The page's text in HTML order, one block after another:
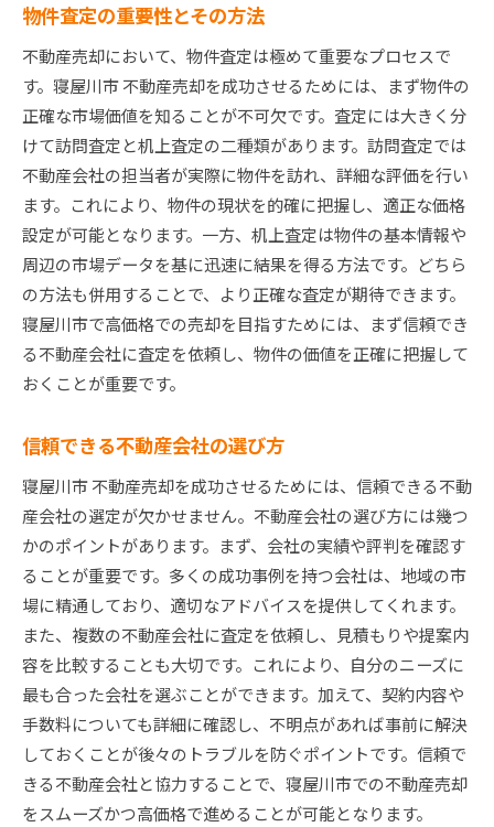
潜在買い手の心理を理解する
交渉力を高めるためのポイント
地域特性を活かした売却戦略
寝屋川市不動産売却市場の最新トレンドを掴もう
現在の寝屋川市の不動産市場動向
地域の開発計画とその影響
賃貸物件の需要と供給
最近の売却事例と価格動向
買い手のニーズ変化を把握する
市場の季節変動とその対策
寝屋川市で物件価値を引き出すためのリフォームの
価値を高めるリフォームの選び方
エコリフォームの魅力と効果
外観の重要性とその改善方法
内装のリフレッシュポイント
リフォーム業者の選び方
プロの力を借りて寝屋川市の不動産売却を加速させ
る方法
不動産エージェントの活用法
ホームステージングの効果
プロの写真撮影で物件を魅力に
法務・税務の専門家の重要性
物件査定の重要性とその方法
不動産売却において、物件査定は極めて重要なプロセスで
す。寝屋川市 不動産売却を成功させるためには、まず物件の
正確な市場価値を知ることが不可欠です。査定には大きく分
けて訪問査定と机上査定の二種類があります。訪問査定では
不動産会社の担当者が実際に物件を訪れ、詳細な評価を行い
ます。これにより、物件の現状を的確に把握し、適正な価格
設定が可能となります。一方、机上査定は物件の基本情報や
周辺の市場データを基に迅速に結果を得る方法です。どちら
の方法も併用することで、より正確な査定が期待できます。
寝屋川市で高価格での売却を目指すためには、まず信頼でき
る不動産会社に査定を依頼し、物件の価値を正確に把握して
おくことが重要です。
信頼できる不動産会社の選び方
寝屋川市 不動産売却を成功させるためには、信頼できる不動
産会社の選定が欠かせません。不動産会社の選び方には幾つ
かのポイントがあります。まず、会社の実績や評判を確認す
ることが重要です。多くの成功事例を持つ会社は、地域の市
場に精通しており、適切なアドバイスを提供してくれます。
また、複数の不動産会社に査定を依頼し、見積もりや提案内
容を比較することも大切です。これにより、自分のニーズに
最も合った会社を選ぶことができます。加えて、契約内容や
手数料についても詳細に確認し、不明点があれば事前に解決
しておくことが後々のトラブルを防ぐポイントです。信頼で
きる不動産会社と協力することで、寝屋川市での不動産売却
をスムーズかつ高価格で進めることが可能となります。